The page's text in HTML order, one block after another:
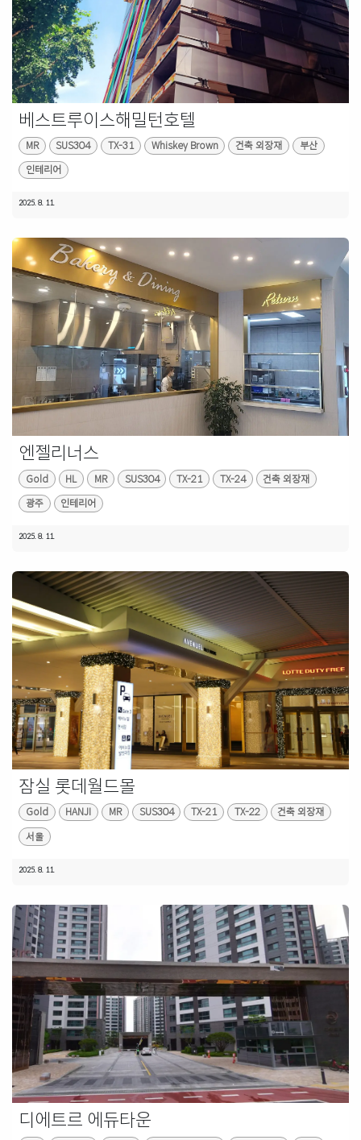
베스트루이스해밀턴호텔
MR SUS304 TX-31 Whiskey Brown 건축 외장재 부산
인테리어
2025. 8. 11.
엔젤리너스
Gold HL MR SUS304 TX-21 TX-24 건축 외장재
광주 인테리어
2025. 8. 11.
잠실 롯데월드몰
Gold HANJI MR SUS304 TX-21 TX-22 건축 외장재
서울
2025. 8. 11.
디에트르 에듀타운